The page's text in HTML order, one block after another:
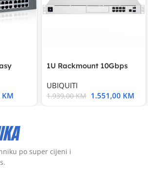
KM
1U Rackmount 10Gbps
UBIQUITI
1.939,00KM 1.551,00 KM
po super cijeni i